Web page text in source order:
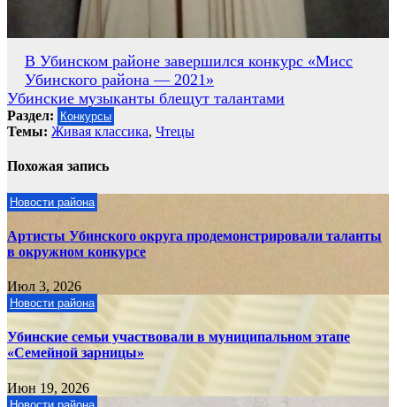
Навигация
по
записям
В Убинском районе завершился конкурс «Мисс
Убинского района — 2021»
Убинские музыканты блещут талантами
Раздел: Конкурсы
Темы: Живая классика, Чтецы
Похожая запись
Новости района
Артисты Убинского округа продемонстрировали таланты
в окружном конкурсе
Июл 3, 2026
Новости района
Убинские семьи участвовали в муниципальном этапе
«Семейной зарницы»
Июн 19, 2026